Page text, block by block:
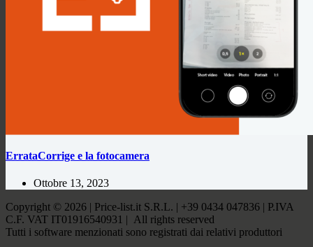
ErrataCorrige e la fotocamera
Ottobre 13, 2023
Copyright © 2026 | Price-list.it S.R.L. | +39 0434 047836 | P.IVA
C.F. VAT IT01916540931 | All rights reserved
Tutti i software menzionati sono registrati dai relativi produttori